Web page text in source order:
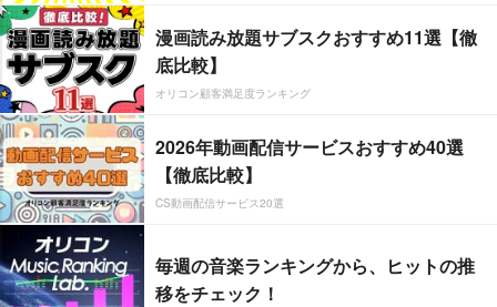
漫画読み放題サブスクおすすめ11選【徹
底比較】
オリコン顧客満足度ランキング
2026年動画配信サービスおすすめ40選
【徹底比較】
CS動画配信サービス20選
毎週の音楽ランキングから、ヒットの推
移をチェック！